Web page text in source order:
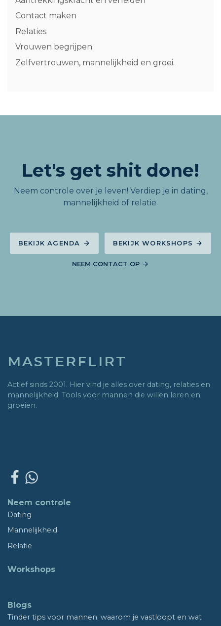
Contact maken
Relaties
Vrouwen begrijpen
Zelfvertrouwen, mannelijkheid en groei.
Let's get shit done!
Neem controle over je leven! Verdiep je in dating,
mannelijkheid of relatie.
BEKIJK AGENDA BEKIJK WORKSHOPS
NEEM CONTACT OP
MASTERFLIRT
Actief sinds 2001. Hier vind je alles over dating, relaties en
mannelijkheid. Tools voor mannen die willen leren en
groeien.
Neem controle
Dating
Mannelijkheid
Relatie
Workshops
Blogs
Tinder tips voor mannen: waarom je vastloopt en wat